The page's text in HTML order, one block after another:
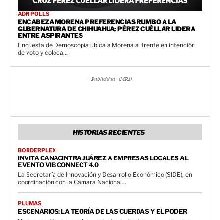
ADN POLLS
ENCABEZA MORENA PREFERENCIAS RUMBO A LA
GUBERNATURA DE CHIHUAHUA; PÉREZ CUÉLLAR LIDERA
ENTRE ASPIRANTES
Encuesta de Demoscopia ubica a Morena al frente en intención
de voto y coloca...
- Publicidad - (MR1)
HISTORIAS RECIENTES
BORDERPLEX
INVITA CANACINTRA JUÁREZ A EMPRESAS LOCALES AL
EVENTO VIB CONNECT 4.0
La Secretaría de Innovación y Desarrollo Económico (SIDE), en
coordinación con la Cámara Nacional...
PLUMAS
ESCENARIOS: LA TEORÍA DE LAS CUERDAS Y EL PODER